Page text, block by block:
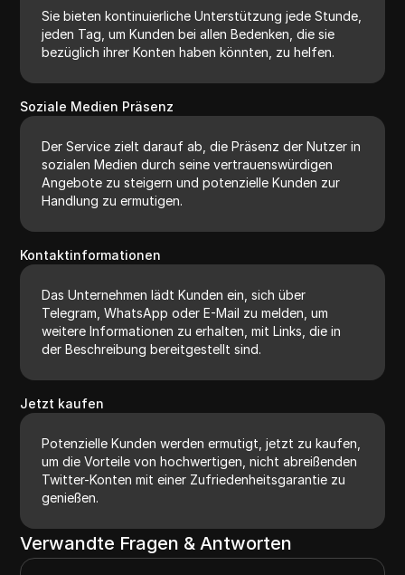
Sie bieten kontinuierliche Unterstützung jede Stunde,
jeden Tag, um Kunden bei allen Bedenken, die sie
bezüglich ihrer Konten haben könnten, zu helfen.
Soziale Medien Präsenz
Der Service zielt darauf ab, die Präsenz der Nutzer in
sozialen Medien durch seine vertrauenswürdigen
Angebote zu steigern und potenzielle Kunden zur
Handlung zu ermutigen.
Kontaktinformationen
Das Unternehmen lädt Kunden ein, sich über
Telegram, WhatsApp oder E-Mail zu melden, um
weitere Informationen zu erhalten, mit Links, die in
der Beschreibung bereitgestellt sind.
Jetzt kaufen
Potenzielle Kunden werden ermutigt, jetzt zu kaufen,
um die Vorteile von hochwertigen, nicht abreißenden
Twitter-Konten mit einer Zufriedenheitsgarantie zu
genießen.
Verwandte Fragen & Antworten